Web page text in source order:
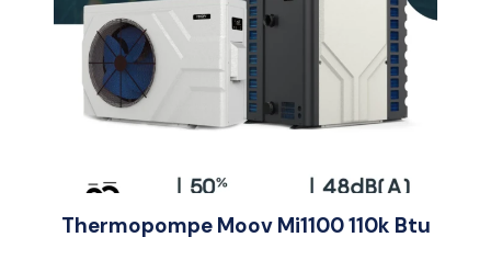
Thermopompe Moov Mi1100 110k Btu